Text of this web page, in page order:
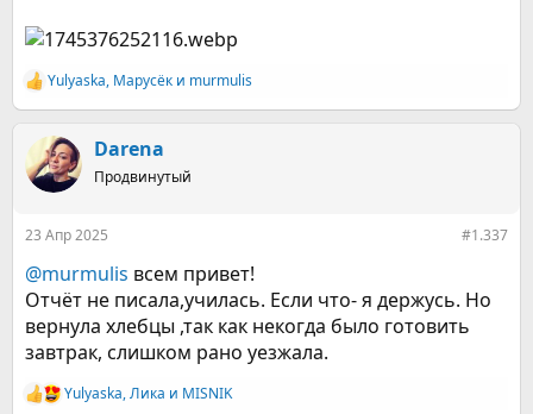
Р
е
к
ц
и
Yulyaska, Марусёк и murmulis
Darena
Продвинутый
23 Апр 2025 #1.337
@murmulis всем привет!
Отчёт не писала,училась. Если что- я держусь. Но
вернула хлебцы ,так как некогда было готовить
завтрак, слишком рано уезжала.
Р
Yulyaska,Ликa и MISNIK